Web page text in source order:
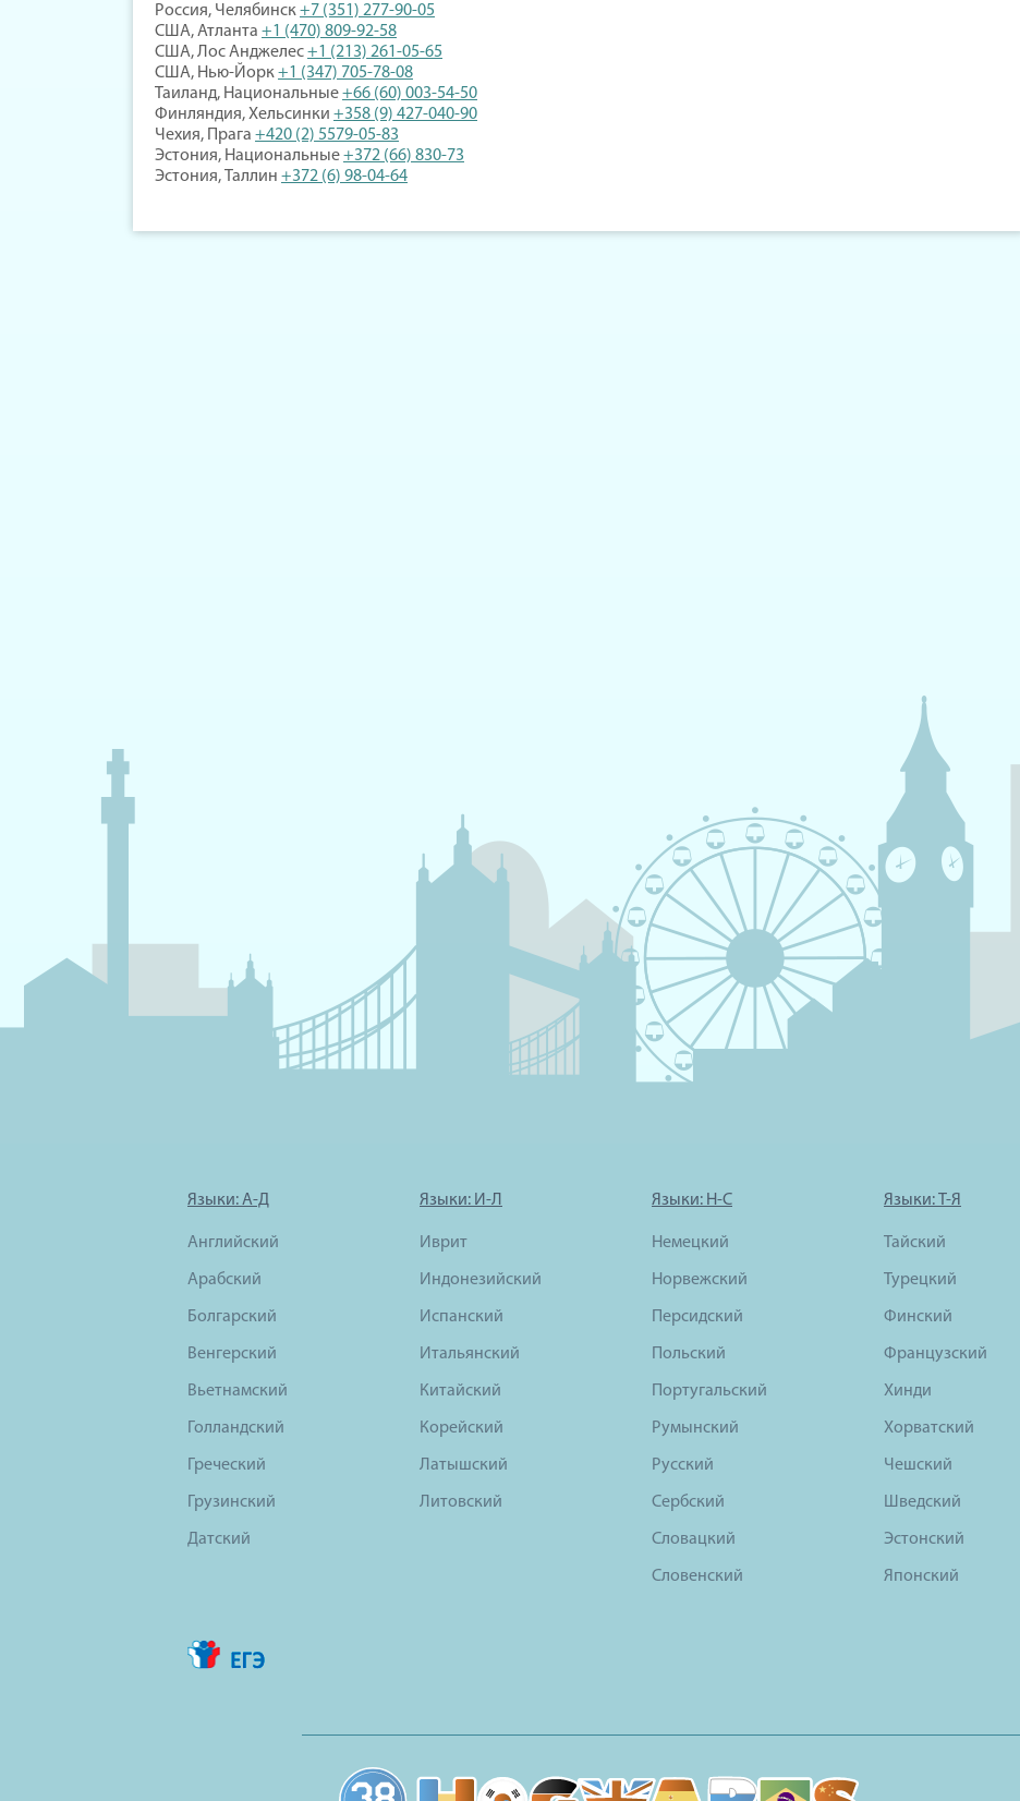
Россия, Челябинск+7 (351) 277-90-05
США, Атланта +1 (470) 809-92-58
США, Лос Анджелес+1 (213) 261-05-65
США, Нью-Йорк+1 (347) 705-78-08
Таиланд, Национальные+66 (60) 003-54-50
Финляндия, Хельсинки +358 (9) 427-040-90
Чехия, Прага +420 (2) 5579-05-83
Эстония, Национальные+372 (66) 830-73
Эстония, Таллин +372 (6) 98-04-64
Языки: А-Д
Английский
Арабский
Болгарский
Венгерский
Вьетнамский
Голландский
Греческий
Грузинский
Датский
Языки: И-Л
Иврит
Индонезийский
Испанский
Итальянский
Китайский
Корейский
Латышский
Литовский
Языки: Н-С
Немецкий
Норвежский
Персидский
Польский
Португальский
Румынский
Русский
Сербский
Словацкий
Словенский
Языки: Т-Я
Тайский
Турецкий
Финский
Французский
Хинди
Хорватский
Чешский
Шведский
Эстонский
Японский